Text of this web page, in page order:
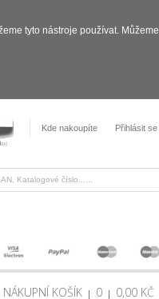
tyto nástroje používat. Můžeme
Kde nakoupíte Přihlásit se
NÁKUPNÍ KOŠÍK 0 0,00 KČ